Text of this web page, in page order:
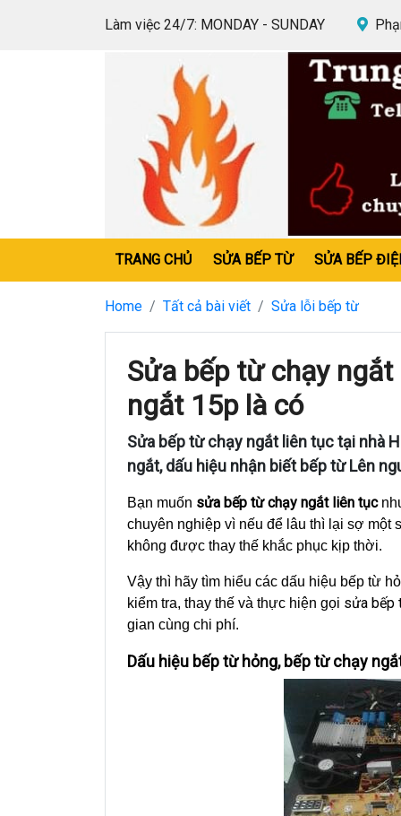
Làm việc 24/7: MONDAY - SUNDAY
TRANG CHỦ SỬA BẾP TỪ SỬA BẾP
Home Tất cả bài viết Sửa lỗi bếp từ
Sửa bếp từ chạy
ngắt 15p là có
Sửa bếp từ chạy ngắt liên tục tại nhà
ngắt, dấu hiệu nhận biết bếp từ Lên
Bạn muốn sửa bếp từ chạy ngắt liên tục
chuyên nghiệp vì nếu để lâu thì lại sợ một
không được thay thế khắc phục kịp thời.
Vậy thì hãy tìm hiểu các dấu hiệu bếp từ
kiểm tra, thay thế và thực hiện gọi sửa bếp
gian cùng chi phí.
Dấu hiệu bếp từ hỏng, bếp từ chạy